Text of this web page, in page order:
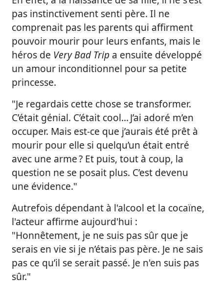
pas instinctivement senti père. Il ne
comprenait pas les parents qui affirment
pouvoir mourir pour leurs enfants, mais le
héros de Very Bad Trip a ensuite développé
un amour inconditionnel pour sa petite
princesse.
"Je regardais cette chose se transformer.
C’était génial. C’était cool… J’ai adoré m’en
occuper. Mais est-ce que j’aurais été prêt à
mourir pour elle si quelqu’un était entré
avec une arme ? Et puis, tout à coup, la
question ne se posait plus. C’est devenu
une évidence."
Autrefois dépendant à l'alcool et la cocaïne,
l'acteur affirme aujourd'hui :
"Honnêtement, je ne suis pas sûr que je
serais en vie si je n’étais pas père. Je ne sais
pas ce qu’il se serait passé. Je n'en suis pas
sûr."